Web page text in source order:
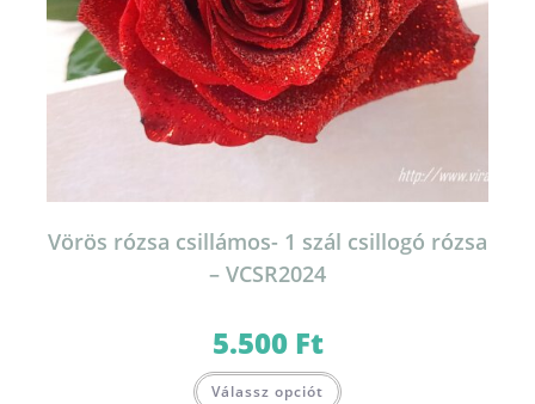
Vörös rózsa csillámos- 1 szál csillogó rózsa
– VCSR2024
5.500 Ft
Válassz opciót